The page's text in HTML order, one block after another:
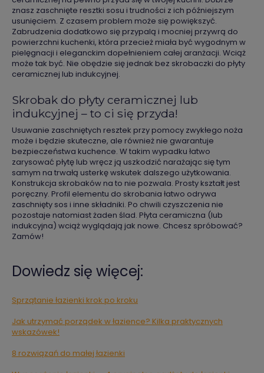
znasz zaschnięte resztki sosu i trudności z ich późniejszym
usunięciem. Z czasem problem może się powiększyć.
Zabrudzenia dodatkowo się przypalą i mocniej przywrą do
powierzchni kuchenki, która przecież miała być wygodnym w
pielęgnacji i eleganckim dopełnieniem całej aranżacji. Wciąż
może tak być. Nie obędzie się jednak bez skrobaczki do płyty
ceramicznej lub indukcyjnej.
Skrobak do płyty ceramicznej lub
indukcyjnej – to ci się przyda!
Usuwanie zaschniętych resztek przy pomocy zwykłego noża
może i będzie skuteczne, ale również nie gwarantuje
bezpieczeństwa kuchence. W takim wypadku łatwo
zarysować płytę lub wręcz ją uszkodzić narażając się tym
samym na trwałą usterkę wskutek dalszego użytkowania.
Konstrukcja skrobaków na to nie pozwala. Prosty kształt jest
poręczny. Profil elementu do skrobania łatwo odrywa
zaschnięty sos i inne składniki. Po chwili czyszczenia nie
pozostaje natomiast żaden ślad. Płyta ceramiczna (lub
indukcyjna) wciąż wyglądają jak nowe. Chcesz spróbować?
Zamów!
Dowiedz się więcej:
Sprzątanie łazienki krok po kroku
Jak utrzymać porządek w łazience? Kilka praktycznych
wskazówek!
8 rozwiązań do małej łazienki